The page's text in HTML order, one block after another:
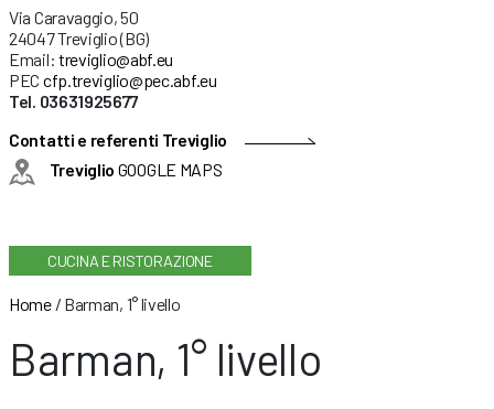
Via Caravaggio, 50
24047 Treviglio (BG)
Email: treviglio@abf.eu
PEC cfp.treviglio@pec.abf.eu
Tel. 03631925677
Contatti e referenti Treviglio
Treviglio GOOGLE MAPS
CUCINA E RISTORAZIONE
Home/ Barman, 1° livello
Barman, 1° livello